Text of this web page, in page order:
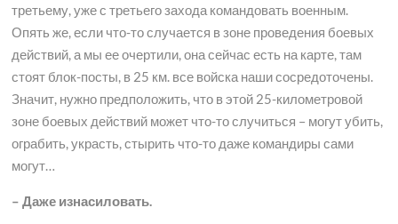
третьему, уже с третьего захода командовать военным.
Опять же, если что-то случается в зоне проведения боевых
действий, а мы ее очертили, она сейчас есть на карте, там
стоят блок-посты, в 25 км. все войска наши сосредоточены.
Значит, нужно предположить, что в этой 25-километровой
зоне боевых действий может что-то случиться – могут убить,
ограбить, украсть, стырить что-то даже командиры сами
могут…
– Даже изнасиловать.